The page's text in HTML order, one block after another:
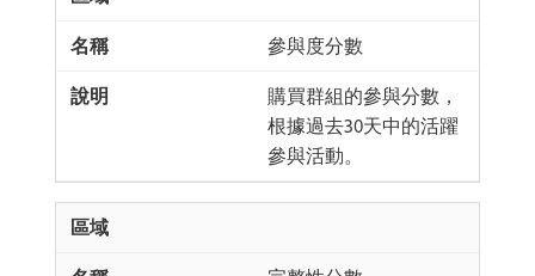
參與度分數
購買群組的參與分數，
根據過去30天中的活躍
參與活動。